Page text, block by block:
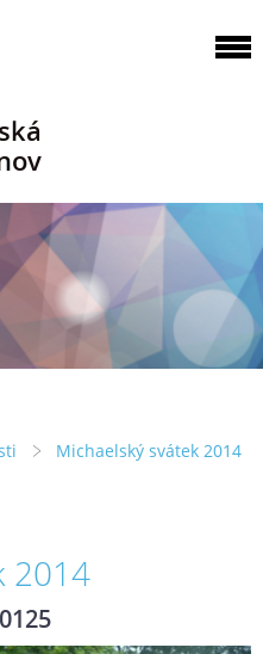
Michaelský svátek 2014
2014